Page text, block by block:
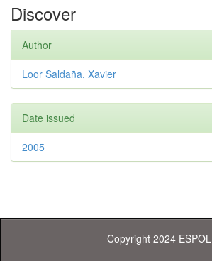
Discover
Author
Loor Saldaña, Xavier
Date issued
2005
Copyright 2024 ESPOL